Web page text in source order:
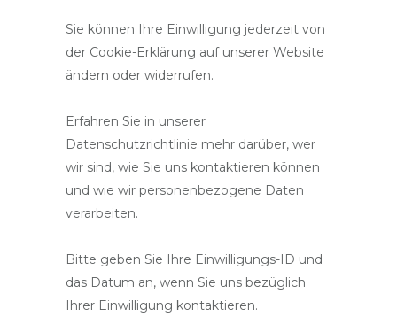
Sie können Ihre Einwilligung jederzeit von
der Cookie-Erklärung auf unserer Website
ändern oder widerrufen.
Erfahren Sie in unserer
Datenschutzrichtlinie mehr darüber, wer
wir sind, wie Sie uns kontaktieren können
und wie wir personenbezogene Daten
verarbeiten.
Bitte geben Sie Ihre Einwilligungs-ID und
das Datum an, wenn Sie uns bezüglich
Ihrer Einwilligung kontaktieren.